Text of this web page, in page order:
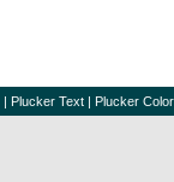
| Plucker Text | Plucker Color